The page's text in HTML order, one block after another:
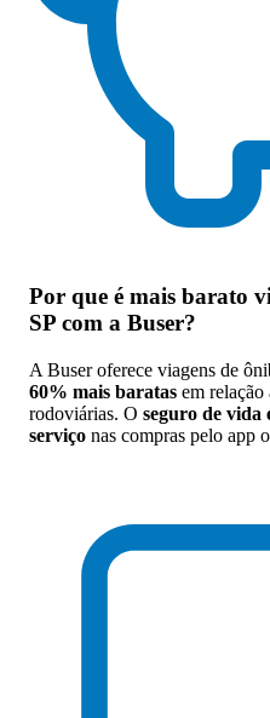
Por que é mais barato
SP com a Buser?
A Buser oferece viagens de
60% mais baratas em relação
rodoviárias. O seguro de vida
serviço nas compras pelo app